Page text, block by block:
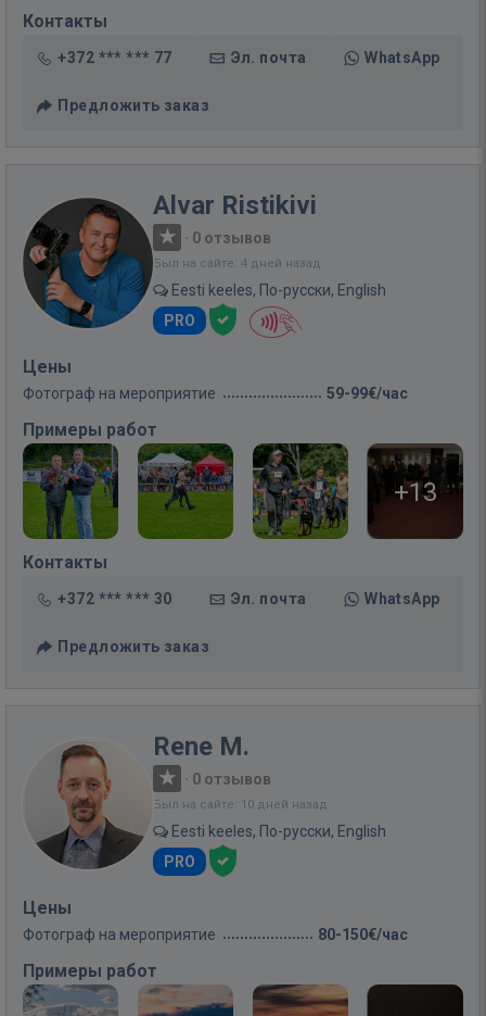
Контакты
+372 *** *** 77 Эл. почта WhatsApp
Предложить заказ
Alvar Ristikivi
· 0 отзывов
Был на сайте: 4 дней назад
Eesti keeles, По-русски, English
PRO
Цены
Фотограф на мероприятие 59-99€/час
Примеры работ
+13
Контакты
+372 *** *** 30 Эл. почта WhatsApp
Предложить заказ
Rene M.
· 0 отзывов
Был на сайте: 10 дней назад
Eesti keeles, По-русски, English
PRO
Цены
Фотограф на мероприятие 80-150€/час
Примеры работ